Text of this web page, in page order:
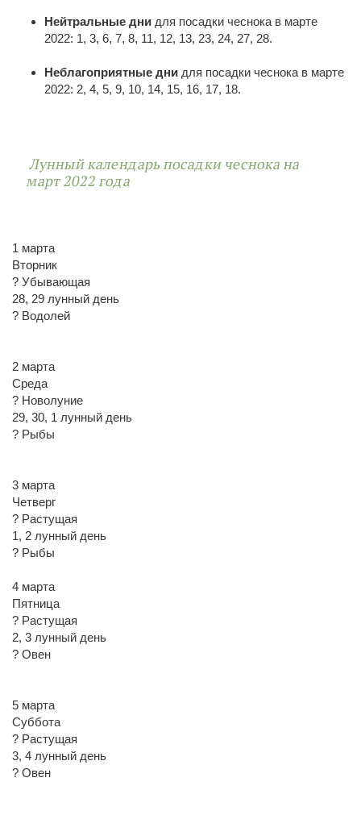
Нейтральные дни для посадки чеснока в марте
2022: 1, 3, 6, 7, 8, 11, 12, 13, 23, 24, 27, 28.
Неблагоприятные дни для посадки чеснока в марте
2022: 2, 4, 5, 9, 10, 14, 15, 16, 17, 18.
Лунный календарь посадки чеснока на
март 2022 года
1 марта
Вторник
? Убывающая
28, 29 лунный день
? Водолей
2 марта
Среда
? Новолуние
29, 30, 1 лунный день
? Рыбы
3 марта
Четверг
? Растущая
1, 2 лунный день
? Рыбы
4 марта
Пятница
? Растущая
2, 3 лунный день
? Овен
5 марта
Суббота
? Растущая
3, 4 лунный день
? Овен